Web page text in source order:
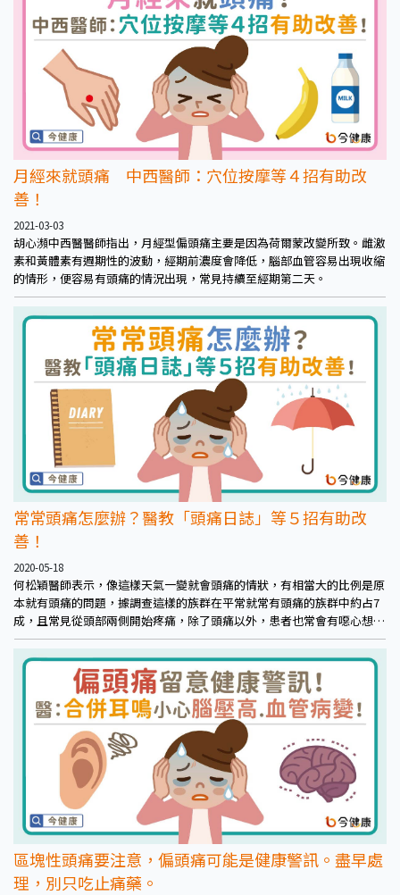
月經來就頭痛 中西醫師：穴位按摩等４招有助改
善！
2021-03-03
胡心瀕中西醫醫師指出，月經型偏頭痛主要是因為荷爾蒙改變所致。雌激
素和黃體素有週期性的波動，經期前濃度會降低，腦部血管容易出現收縮
的情形，便容易有頭痛的情況出現，常見持續至經期第二天。
常常頭痛怎麼辦？醫教「頭痛日誌」等５招有助改
善！
2020-05-18
何松穎醫師表示，像這樣天氣一變就會頭痛的情狀，有相當大的比例是原
本就有頭痛的問題，據調查這樣的族群在平常就常有頭痛的族群中約占7
成，且常見從頭部兩側開始疼痛，除了頭痛以外，患者也常會有噁心想
吐、畏光等情況發生，因此若平時有頭痛問題者應多加留意。
區塊性頭痛要注意，偏頭痛可能是健康警訊。盡早處
理，別只吃止痛藥。